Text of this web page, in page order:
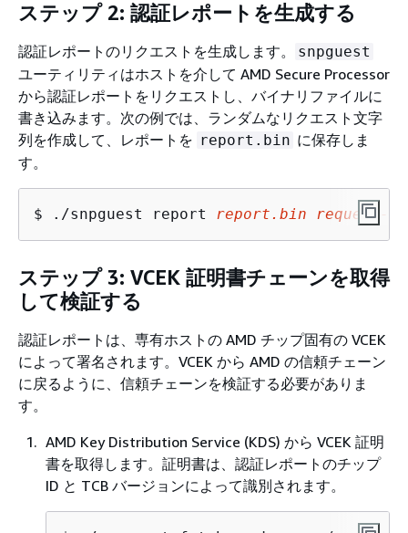
ステップ 2: 認証レポートを生成する
認証レポートのリクエストを生成します。 snpguest
ユーティリティはホストを介して AMD Secure Processor
から認証レポートをリクエストし、バイナリファイルに
書き込みます。次の例では、ランダムなリクエスト文字
列を作成して、レポートを report.bin に保存しま
す。
$ ./snpguest report report.bin request-
ステップ 3: VCEK 証明書チェーンを取得
して検証する
認証レポートは、専有ホストの AMD チップ固有の VCEK
によって署名されます。VCEK から AMD の信頼チェーン
に戻るように、信頼チェーンを検証する必要がありま
す。
AMD Key Distribution Service (KDS) から VCEK 証明
書を取得します。証明書は、認証レポートのチップ
ID と TCB バージョンによって識別されます。